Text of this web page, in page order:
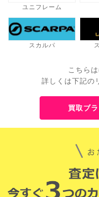
ユニフレーム
スカルパ
こちら
詳しくは下記の
買取ブ